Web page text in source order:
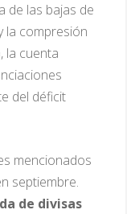
de las bajas de
la compresión
la cuenta
del déficit
mencionados
septiembre.
de divisas